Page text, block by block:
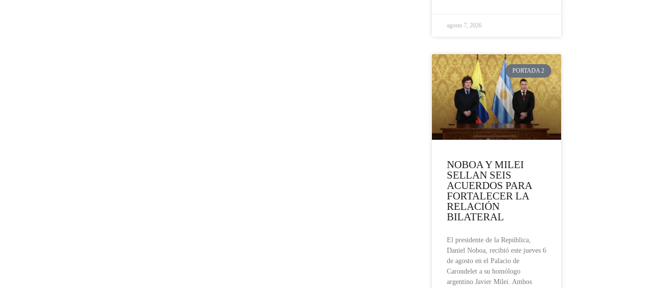
agosto 7, 2026
PORTADA 2
NOBOA Y MILEI
SELLAN SEIS
ACUERDOS PARA
FORTALECER LA
RELACIÓN
BILATERAL
El presidente de la República,
Daniel Noboa, recibió este jueves 6
de agosto en el Palacio de
Carondelet a su homólogo
argentino Javier Milei. Ambos